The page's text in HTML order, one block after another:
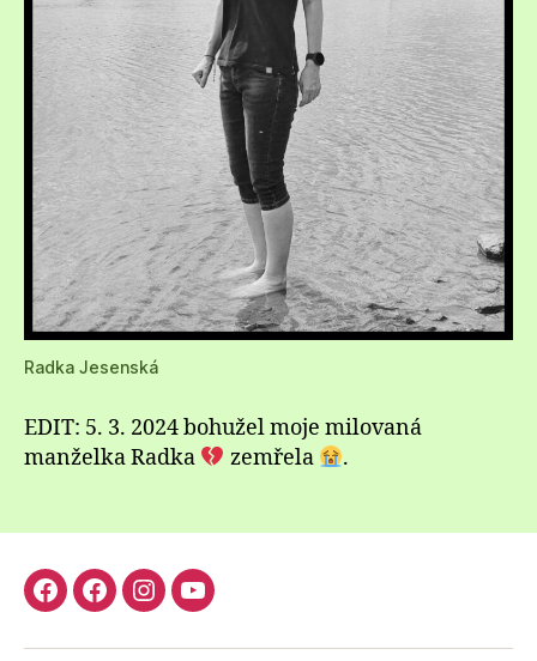
Radka Jesenská
EDIT: 5. 3. 2024 bohužel moje milovaná
manželka Radka
zemřela .
FacebookFacebook
InstagramYouTube